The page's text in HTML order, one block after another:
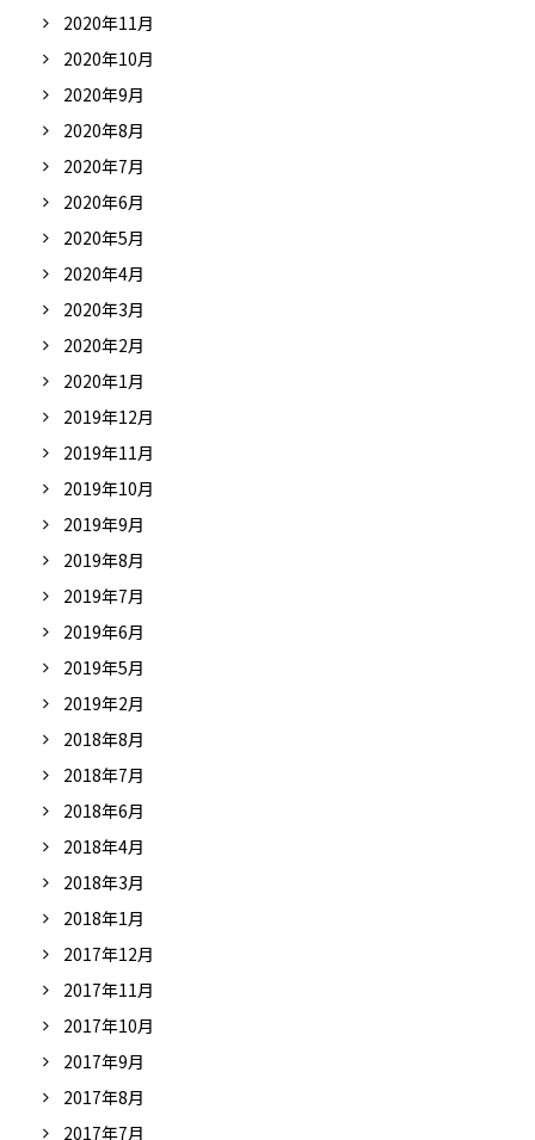
2020年11月
2020年10月
2020年9月
2020年8月
2020年7月
2020年6月
2020年5月
2020年4月
2020年3月
2020年2月
2020年1月
2019年12月
2019年11月
2019年10月
2019年9月
2019年8月
2019年7月
2019年6月
2019年5月
2019年2月
2018年8月
2018年7月
2018年6月
2018年4月
2018年3月
2018年1月
2017年12月
2017年11月
2017年10月
2017年9月
2017年8月
2017年7月